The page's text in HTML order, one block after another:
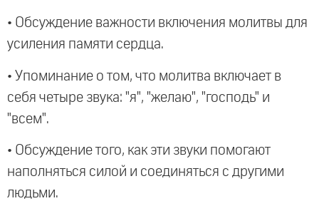
• Обсуждение важности включения молитвы для
усиления памяти сердца.
• Упоминание о том, что молитва включает в
себя четыре звука: "я", "желаю", "господь" и
"всем".
• Обсуждение того, как эти звуки помогают
наполняться силой и соединяться с другими
людьми.